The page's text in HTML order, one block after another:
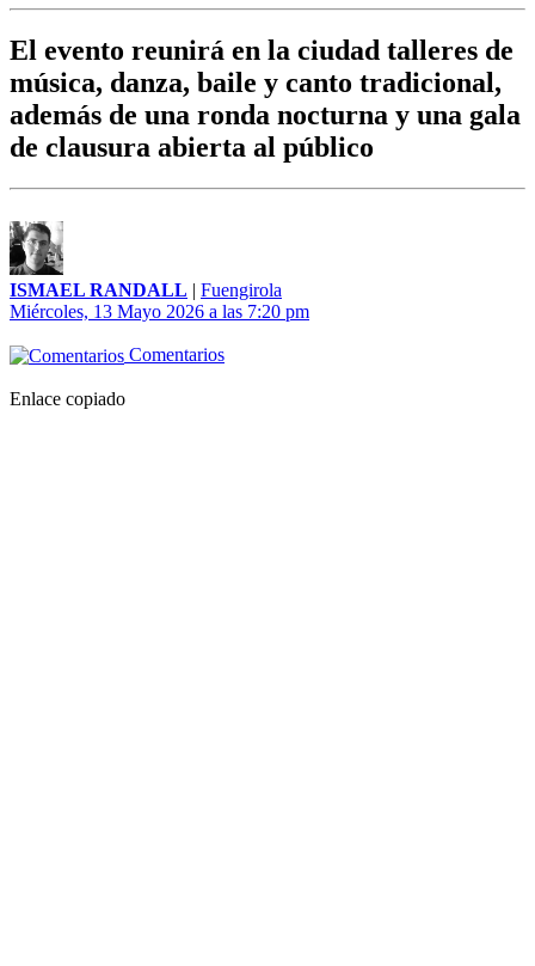
El evento reunirá en la ciudad talleres de
música, danza, baile y canto tradicional,
además de una ronda nocturna y una gala
de clausura abierta al público
ISMAEL RANDALL | Fuengirola
Miércoles, 13 Mayo 2026 a las 7:20 pm
Comentarios
Enlace copiado